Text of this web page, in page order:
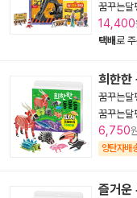
꿈꾸는달
14,400
택배로
희한한
꿈꾸는달
꿈꾸는달
6,750
양탄자배
즐거운